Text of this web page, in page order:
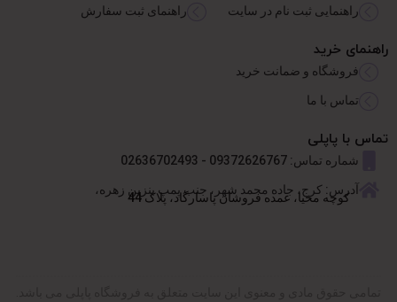
راهنمایی ثبت نام در سایت راهنمای ثبت سفارش
راهنمای خرید
فروشگاه و ضمانت خرید
تماس با ما
تماس با پاپلی
شماره تماس: 09372626767 - 02636702493
آدرس: کرج، جاده محمد شهر، جنب پمپ بنزین زهره،
کوچه محیا، عمده فروشان پاسارگاد، پلاک 44